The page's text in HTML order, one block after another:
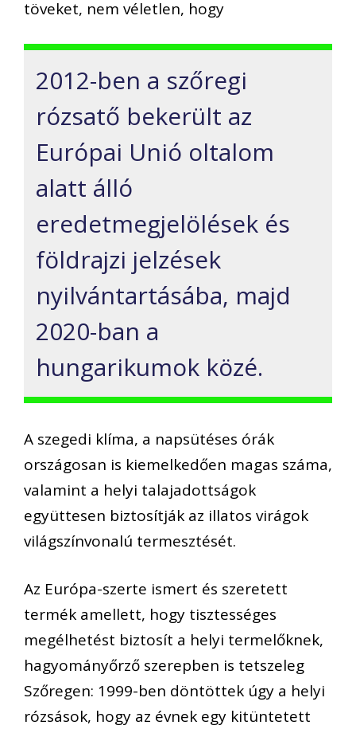
töveket, nem véletlen, hogy
2012-ben a szőregi
rózsatő bekerült az
Európai Unió oltalom
alatt álló
eredetmegjelölések és
földrajzi jelzések
nyilvántartásába, majd
2020-ban a
hungarikumok közé.
A szegedi klíma, a napsütéses órák
országosan is kiemelkedően magas száma,
valamint a helyi talajadottságok
együttesen biztosítják az illatos virágok
világszínvonalú termesztését.
Az Európa-szerte ismert és szeretett
termék amellett, hogy tisztességes
megélhetést biztosít a helyi termelőknek,
hagyományőrző szerepben is tetszeleg
Szőregen: 1999-ben döntöttek úgy a helyi
rózsások, hogy az évnek egy kitüntetett